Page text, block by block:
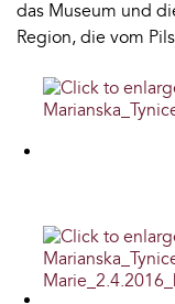
das Museum und
Region, die vom